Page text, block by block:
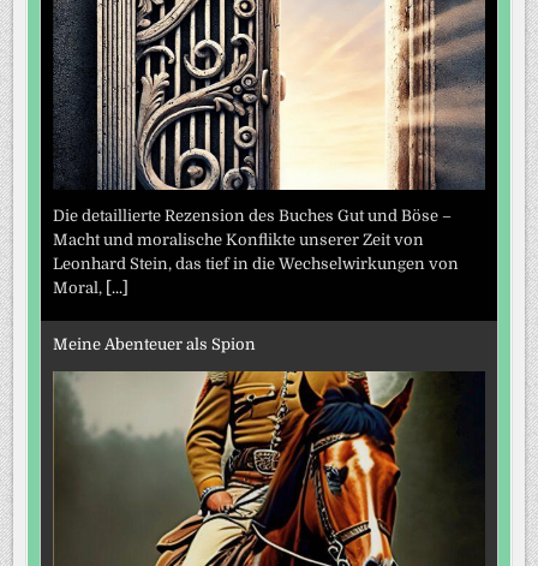
Die detaillierte Rezension des Buches Gut und Böse –
Macht und moralische Konflikte unserer Zeit von
Leonhard Stein, das tief in die Wechselwirkungen von
Moral, [...]
Meine Abenteuer als Spion